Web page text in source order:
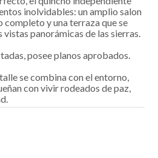
inolvidables: un amplio salon
completo y una terraza que se
vistas panorámicas de las sierras.
posee planos aprobados.
se combina con el entorno,
con vivir rodeados de paz,